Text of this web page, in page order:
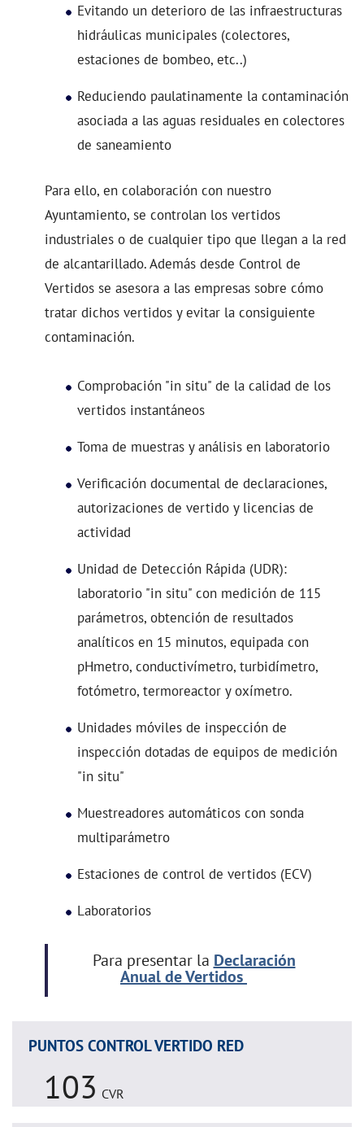
Evitando un deterioro de las infraestructuras
hidráulicas municipales (colectores,
estaciones de bombeo, etc..)
Reduciendo paulatinamente la contaminación
asociada a las aguas residuales en colectores
de saneamiento
Para ello, en colaboración con nuestro
Ayuntamiento, se controlan los vertidos
industriales o de cualquier tipo que llegan a la red
de alcantarillado. Además desde Control de
Vertidos se asesora a las empresas sobre cómo
tratar dichos vertidos y evitar la consiguiente
contaminación.
Comprobación "in situ" de la calidad de los
vertidos instantáneos
Toma de muestras y análisis en laboratorio
Verificación documental de declaraciones,
autorizaciones de vertido y licencias de
actividad
Unidad de Detección Rápida (UDR):
laboratorio "in situ" con medición de 115
parámetros, obtención de resultados
analíticos en 15 minutos, equipada con
pHmetro, conductivímetro, turbidímetro,
fotómetro, termoreactor y oxímetro.
Unidades móviles de inspección de
inspección dotadas de equipos de medición
"in situ"
Muestreadores automáticos con sonda
multiparámetro
Estaciones de control de vertidos (ECV)
Laboratorios
Para presentar la Declaración
Anual de Vertidos
PUNTOS CONTROL VERTIDO RED
103 CVR